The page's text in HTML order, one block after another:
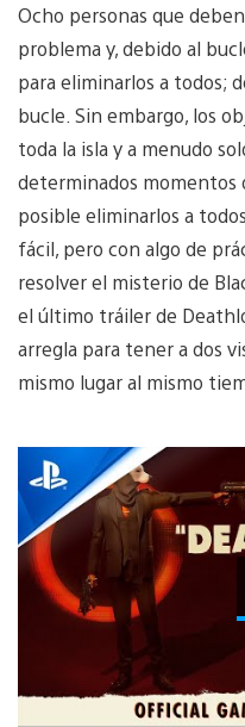
Ocho personas que
problema y, debido al
para eliminarlos a todos;
bucle. Sin embargo, los
toda la isla y a menudo
determinados momentos
posible eliminarlos a
fácil, pero con algo de
resolver el misterio de
el último tráiler de
arregla para tener a dos
mismo lugar al mismo